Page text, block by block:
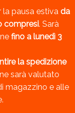
la pausa estiva da
compresi. Sarà
fino a lunedì 3
la spedizione
sarà valutato
magazzino e alle